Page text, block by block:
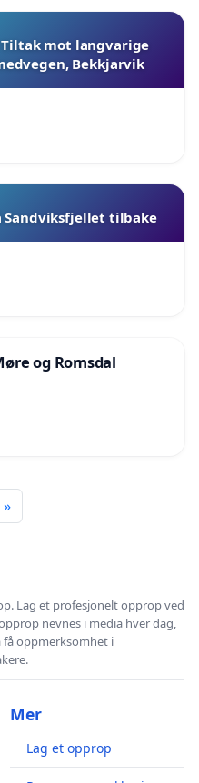
mot langvarige
Bekkjarvik
Sandviksfjellet tilbake
og Romsdal
»
Lag et profesjonelt opprop ved
nevnes i media hver dag,
få oppmerksomhet i
Mer
Lag et opprop